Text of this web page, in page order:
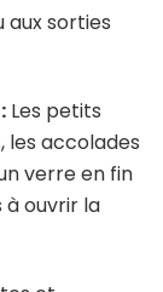
aux sorties
Les petits
les accolades
verre en fin
à ouvrir la